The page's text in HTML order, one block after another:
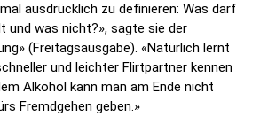
ausdrücklich zu definieren: Was darf
und was nicht?», sagte sie der
(Freitagsausgabe). «Natürlich lernt
und leichter Flirtpartner kennen
Alkohol kann man am Ende nicht
Fremdgehen geben.»